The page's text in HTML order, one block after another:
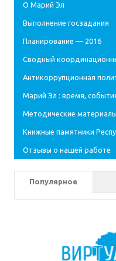
О Марий Эл
Выполнение госзадания
Планирование — 2016
Сводный
Антикоррупционная
Марий Эл : время,
Методические материалы
Книжные памятники
Отзывы о нашей работе
Популярное